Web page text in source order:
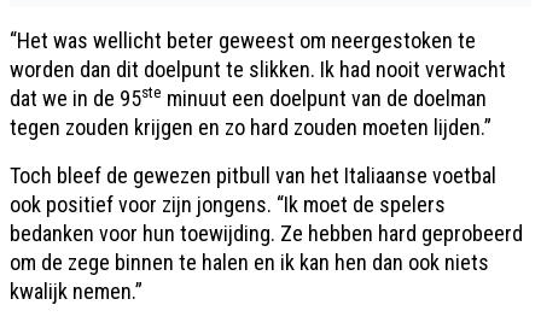
“Het was wellicht beter geweest om neergestoken te
worden dan dit doelpunt te slikken. Ik had nooit verwacht
dat we in de 95ste minuut een doelpunt van de doelman
tegen zouden krijgen en zo hard zouden moeten lijden.”
Toch bleef de gewezen pitbull van het Italiaanse voetbal
ook positief voor zijn jongens. “Ik moet de spelers
bedanken voor hun toewijding. Ze hebben hard geprobeerd
om de zege binnen te halen en ik kan hen dan ook niets
kwalijk nemen.”